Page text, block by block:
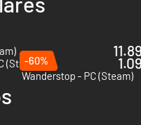
(Steam)
-60%
Wanderstop - PC (Steam)